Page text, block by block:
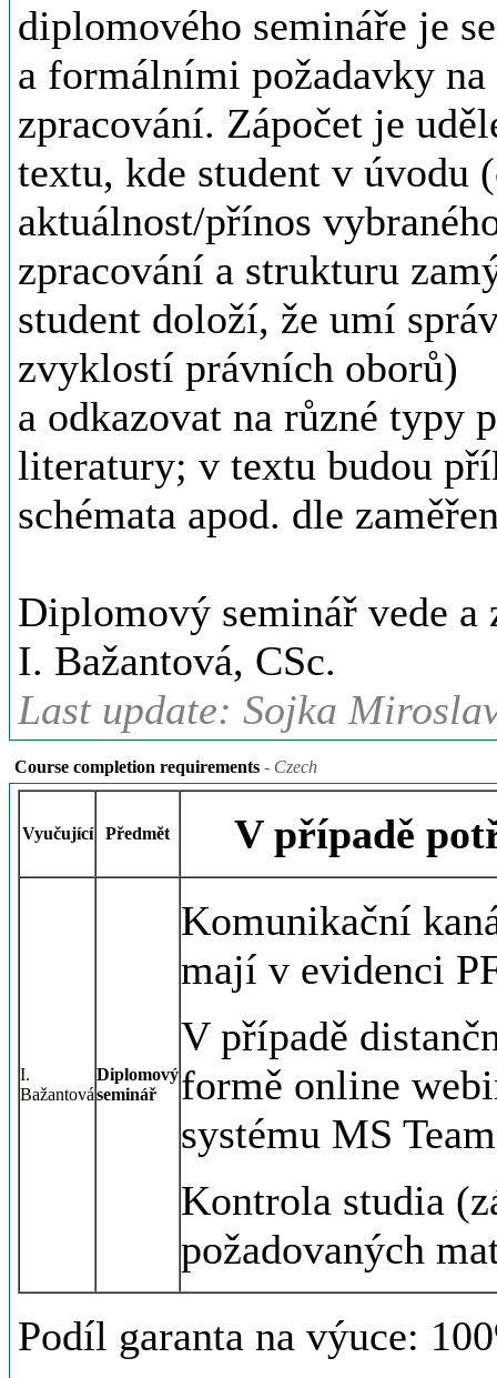
diplomového semináře je
a formálními požadavky
zpracování. Zápočet je
textu, kde student v úvodu
aktuálnost/přínos
zpracování a strukturu
student doloží, že umí
zvyklostí právních oborů)
a odkazovat na různé typy
literatury; v textu budou
schémata apod. dle
Diplomový seminář vede a
I. Bažantová, CSc.
Last update: Sojka
Course completion requirements - Czech
Vyučující Předmět V případě
I.
Bažantová
Diplomový
seminář
Komunikační
mají v evidenci
V případě
formě online
systému MS
Kontrola studia
požadovaných
Podíl garanta na výuce: